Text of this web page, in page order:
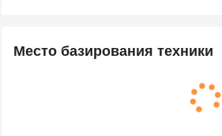
Место базирования техники